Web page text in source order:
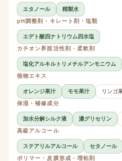
エタノール
精製水
pH調整剤・キレート剤・塩類
エデト酸四ナトリウム四水塩
カチオン界面活性剤・柔軟剤
塩化アルキルトリメチルアンモニウム
植物エキス
オレンジ果汁 モモ果汁 リンゴ
保湿・補修成分
加水分解シルク液 濃グリセリン
高級アルコール
ステアリルアルコール
セタノール
ポリマー・皮膜形成・増粘剤